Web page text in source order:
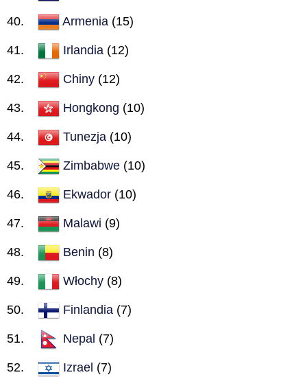
Armenia (15)
Irlandia (12)
Chiny (12)
Hongkong (10)
Tunezja (10)
Zimbabwe (10)
Ekwador (10)
Malawi (9)
Benin (8)
Włochy (8)
Finlandia (7)
Nepal (7)
Izrael (7)